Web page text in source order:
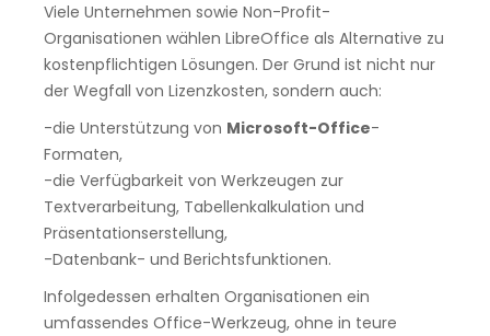
Viele Unternehmen sowie Non-Profit-
Organisationen wählen LibreOffice als Alternative zu
kostenpflichtigen Lösungen. Der Grund ist nicht nur
der Wegfall von Lizenzkosten, sondern auch:
-die Unterstützung von Microsoft-Office-
Formaten,
-die Verfügbarkeit von Werkzeugen zur
Textverarbeitung, Tabellenkalkulation und
Präsentationserstellung,
-Datenbank- und Berichtsfunktionen.
Infolgedessen erhalten Organisationen ein
umfassendes Office-Werkzeug, ohne in teure